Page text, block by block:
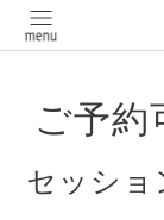
ご予約
セッショ